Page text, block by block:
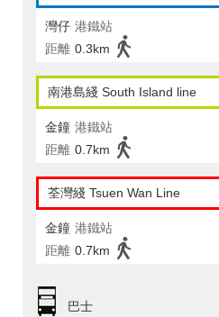
灣仔 港鐵站
距離 0.3km
南港島綫 South Island line
金鐘 港鐵站
距離 0.7km
荃灣綫 Tsuen Wan Line
金鐘 港鐵站
距離 0.7km
巴士